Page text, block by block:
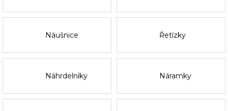
Náušnice Řetízky
Náhrdelníky Náramky